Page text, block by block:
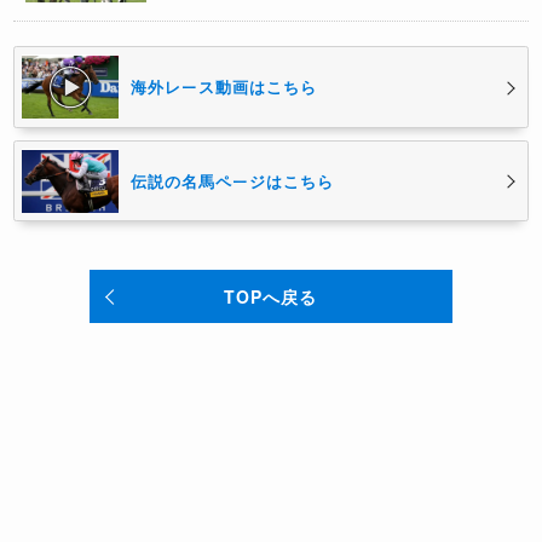
海外レース動画はこちら
伝説の名馬ページはこちら
TOPへ戻る